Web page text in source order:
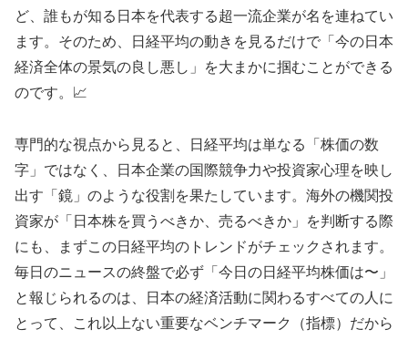
ど、誰もが知る日本を代表する超一流企業が名を連ねてい
ます。そのため、日経平均の動きを見るだけで「今の日本
経済全体の景気の良し悪し」を大まかに掴むことができる
のです。📈
専門的な視点から見ると、日経平均は単なる「株価の数
字」ではなく、日本企業の国際競争力や投資家心理を映し
出す「鏡」のような役割を果たしています。海外の機関投
資家が「日本株を買うべきか、売るべきか」を判断する際
にも、まずこの日経平均のトレンドがチェックされます。
毎日のニュースの終盤で必ず「今日の日経平均株価は〜」
と報じられるのは、日本の経済活動に関わるすべての人に
とって、これ以上ない重要なベンチマーク（指標）だから